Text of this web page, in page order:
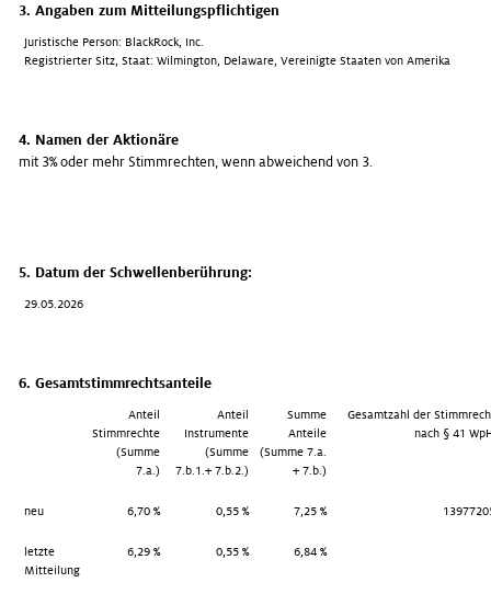
3. Angaben zum Mitteilungspflichtigen
Juristische Person: BlackRock, Inc.
Registrierter Sitz, Staat: Wilmington, Delaware, Vereinigte Staaten von Amerika
4. Namen der Aktionäre
mit 3% oder mehr Stimmrechten, wenn abweichend von 3.
5. Datum der Schwellenberührung:
29.05.2026
6. Gesamtstimmrechtsanteile
Anteil
Stimmrechte
(Summe
7.a.)
Anteil
Instrumente
(Summe
7.b.1.+ 7.b.2.)
Summe
Anteile
(Summe 7.a.
+ 7.b.)
Gesamtzahl der
nach § 41
neu 6,70 % 0,55 % 7,25 %
letzte
Mitteilung
6,29 % 0,55 % 6,84 %